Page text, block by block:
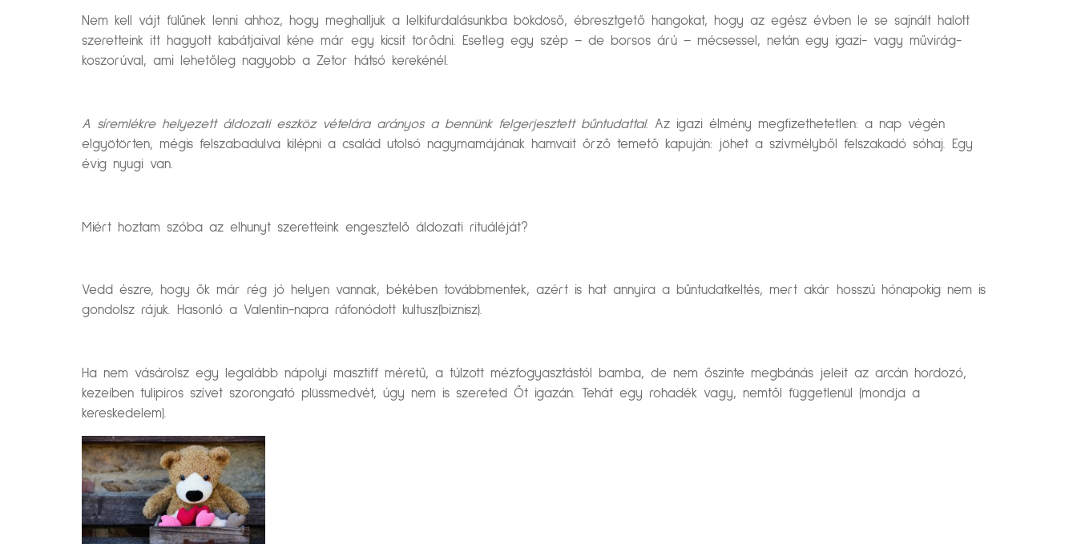
Nem kell vájt fülűnek lenni ahhoz, hogy meghalljuk a lelkifurdalásunkba bökdöső, ébresztgető hangokat, hogy az egész évben le se sajnált halott
szeretteink itt hagyott kabátjaival kéne már egy kicsit törődni. Esetleg egy szép – de borsos árú – mécsessel, netán egy igazi- vagy művirág-
koszorúval, ami lehetőleg nagyobb a Zetor hátsó kerekénél.
A síremlékre helyezett áldozati eszköz vételára arányos a bennünk felgerjesztett bűntudattal. Az igazi élmény megfizethetetlen: a nap végén
elgyötörten, mégis felszabadulva kilépni a család utolsó nagymamájának hamvait őrző temető kapuján: jöhet a szívmélyből felszakadó sóhaj. Egy
évig nyugi van.
Miért hoztam szóba az elhunyt szeretteink engesztelő áldozati rituáléját?
Vedd észre, hogy ők már rég jó helyen vannak, békében továbbmentek, azért is hat annyira a bűntudatkeltés, mert akár hosszú hónapokig nem is
gondolsz rájuk. Hasonló a Valentin-napra ráfonódott kultusz(biznisz).
Ha nem vásárolsz egy legalább nápolyi masztiff méretű, a túlzott mézfogyasztástól bamba, de nem őszinte megbánás jeleit az arcán hordozó,
kezeiben tulipiros szívet szorongató plüssmedvét, úgy nem is szereted Őt igazán. Tehát egy rohadék vagy, nemtől függetlenül (mondja a
kereskedelem).